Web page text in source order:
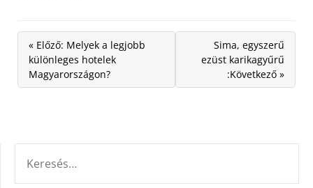
« Előző: Melyek a legjobb
különleges hotelek
Magyarországon?
Sima, egyszerű
ezüst karikagyűrű
:Következő »